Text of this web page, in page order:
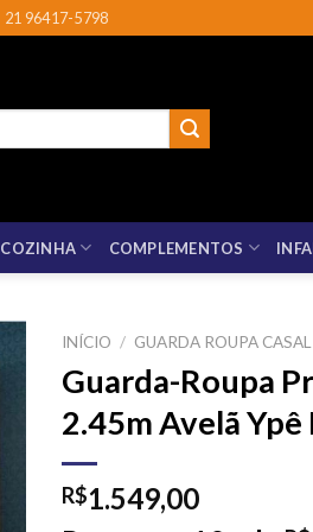
21 96417-5798
COZINHA COMPLEMENTOS
INÍCIO / GUARDA ROUPA CASAL
Guarda-Roupa
2.45m Avelã
R$1.549,00